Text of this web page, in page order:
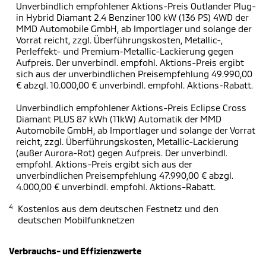
Unverbindlich empfohlener Aktions-Preis Outlander Plug-
in Hybrid Diamant 2.4 Benziner 100 kW (136 PS) 4WD der
MMD Automobile GmbH, ab Importlager und solange der
Vorrat reicht, zzgl. Überführungskosten, Metallic-,
Perleffekt- und Premium-Metallic-Lackierung gegen
Aufpreis. Der unverbindl. empfohl. Aktions-Preis ergibt
sich aus der unverbindlichen Preisempfehlung 49.990,00
€ abzgl. 10.000,00 € unverbindl. empfohl. Aktions-Rabatt.
Unverbindlich empfohlener Aktions-Preis Eclipse Cross
Diamant PLUS 87 kWh (11kW) Automatik der MMD
Automobile GmbH, ab Importlager und solange der Vorrat
reicht, zzgl. Überführungskosten, Metallic-Lackierung
(außer Aurora-Rot) gegen Aufpreis. Der unverbindl.
empfohl. Aktions-Preis ergibt sich aus der
unverbindlichen Preisempfehlung 47.990,00 € abzgl.
4.000,00 € unverbindl. empfohl. Aktions-Rabatt.
4
Kostenlos aus dem deutschen Festnetz und den
deutschen Mobilfunknetzen
Verbrauchs- und Effizienzwerte